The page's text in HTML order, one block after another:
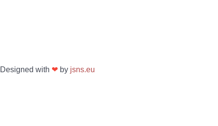
Designed with ❤ by jsns.eu